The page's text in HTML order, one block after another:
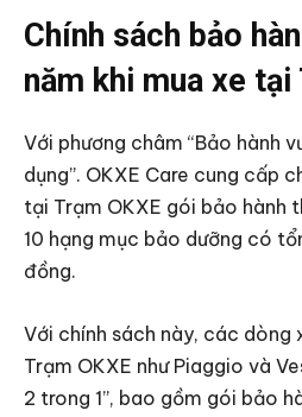
Chính sách bảo
năm khi mua xe tại
Với phương châm “Bảo hành
dụng”. OKXE Care cung cấp
tại Trạm OKXE gói bảo hành
10 hạng mục bảo dưỡng có
đồng.
Với chính sách này, các dòng
Trạm OKXE như Piaggio và
2 trong 1”, bao gồm gói bảo